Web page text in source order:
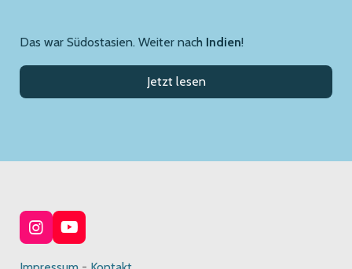
Das war Südostasien. Weiter nach Indien!
Jetzt lesen
I
n
s
Y
o
u